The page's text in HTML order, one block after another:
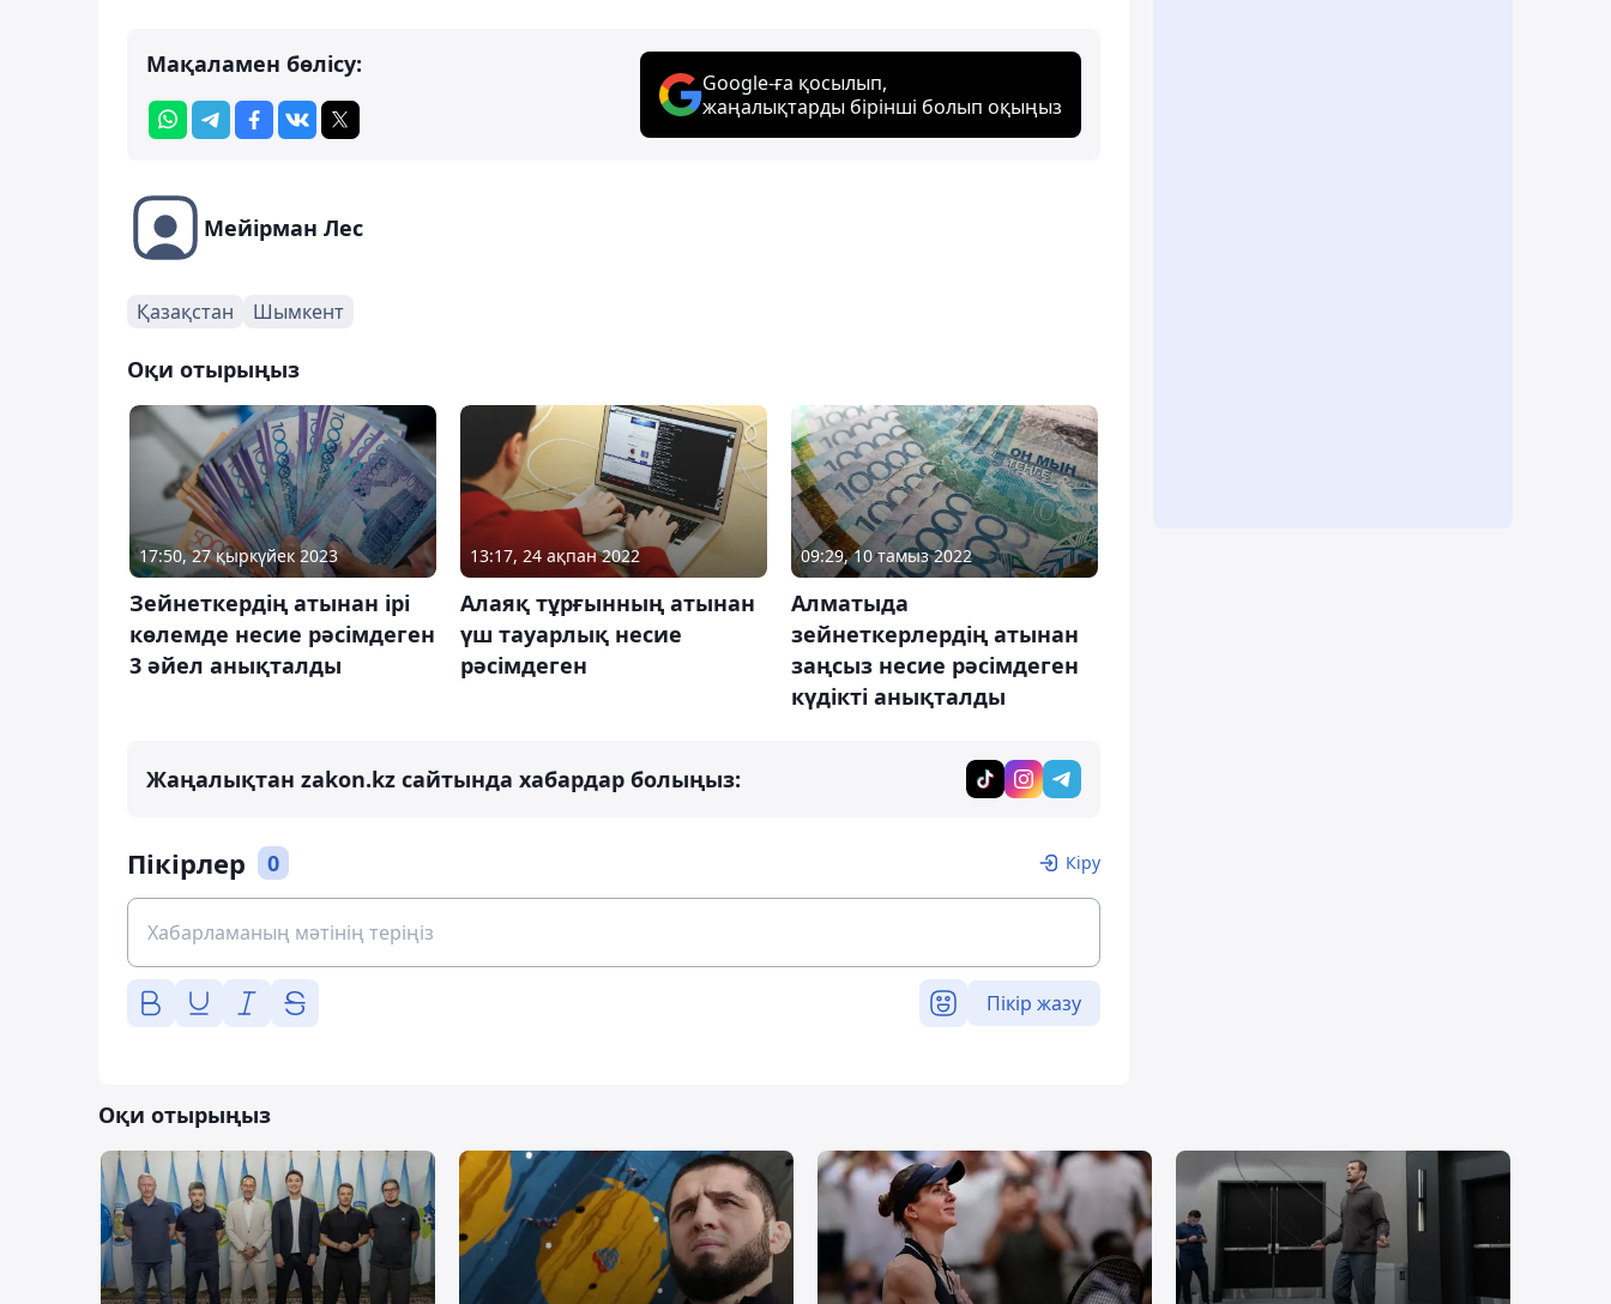
Мақаламен бөлісу:
Google-ға қосылып,
жаңалықтарды бірінші болып оқыңыз
Мейірман Лес
Қазақстан Шымкент
Оқи отырыңыз
17:50, 27 қыркүйек 2023
Зейнеткердің атынан ірі
көлемде несие рәсімдеген
3 әйел анықталды
13:17, 24 ақпан 2022
Алаяқ тұрғынның атынан
үш тауарлық несие
рәсімдеген
09:29, 10 тамыз 2022
Алматыда
зейнеткерлердің атынан
заңсыз несие рәсімдеген
күдікті анықталды
Жаңалықтан zakon.kz сайтында хабардар болыңыз:
Пікірлер 0 Кіру
Пікір жазу
Оқи отырыңыз